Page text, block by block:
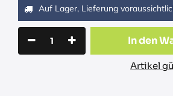
Auf Lager, Lieferung
In den
Artikel